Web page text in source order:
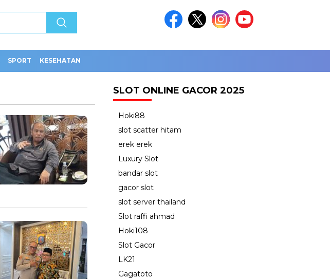
SPORT KESEHATAN
SLOT ONLINE GACOR 2025
Hoki88
slot scatter hitam
erek erek
Luxury Slot
bandar slot
gacor slot
slot server thailand
Slot raffi ahmad
Hoki108
Slot Gacor
LK21
Gagatoto